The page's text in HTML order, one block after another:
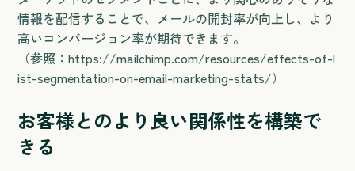
情報を配信することで、メールの開封率が向上し、より
高いコンバージョン率が期待できます。
（参照：https://mailchimp.com/resources/effects-of-l
ist-segmentation-on-email-marketing-stats/）
お客様とのより良い関係性を構築で
きる